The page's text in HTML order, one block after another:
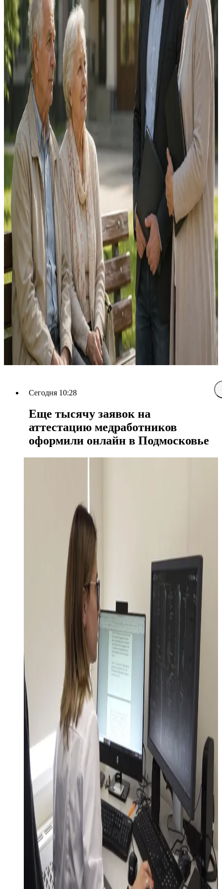
Сегодня 10:28
Еще тысячу заявок на
аттестацию медработников
оформили онлайн в Подмосковье